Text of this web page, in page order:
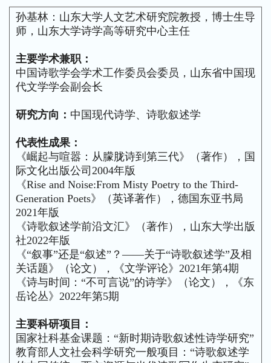
孙基林：山东大学人文艺术研究院教授，博士生导
师，山东大学诗学高等研究中心主任
主要学术兼职：
中国诗歌学会学术工作委员会委员，山东省中国现
代文学学会副会长
研究方向： 中国现代诗学、诗歌叙述学
代表性成果：
《崛起与喧嚣：从朦胧诗到第三代》（著作），国
际文化出版公司 2004年版
《Rise and Noise:From Misty Poetry to the Third-
Generation Poets》（英译著作），德国东亚书局
2021年版
《诗歌叙述学前沿文汇》（著作），山东大学出版
社2022年版
《“叙事”还是“叙述”？——关于“诗歌叙述学”及相
关话题》（论文），《文学评论》 2021年第4期
《诗与时间：“不可言说”的诗学》（论文），《东
岳论丛》 2022年第5期
主要科研项目
：
国家社科基金课题：“新时期诗歌叙述性诗学研究”
教育部人文社会科学研究一般项目：“诗歌叙述学
研究生教育
社会服务
信息公开